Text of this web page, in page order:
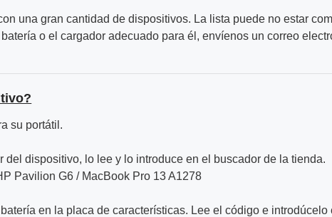
una gran cantidad de dispositivos. La lista puede no estar
o el cargador adecuado para él, envíenos un correo
su portátil.
dispositivo, lo lee y lo introduce en el buscador de la tienda.
Pavilion G6 / MacBook Pro 13 A1278
en la placa de características. Lee el código e introdúcelo